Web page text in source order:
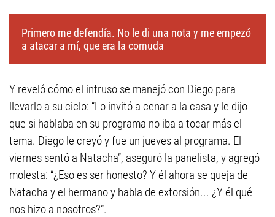
Primero me defendía. No le di una nota y me empezó
a atacar a mí, que era la cornuda
Y reveló cómo el intruso se manejó con Diego para
llevarlo a su ciclo: “Lo invitó a cenar a la casa y le dijo
que si hablaba en su programa no iba a tocar más el
tema. Diego le creyó y fue un jueves al programa. El
viernes sentó a Natacha”, aseguró la panelista, y agregó
molesta: “¿Eso es ser honesto? Y él ahora se queja de
Natacha y el hermano y habla de extorsión... ¿Y él qué
nos hizo a nosotros?”.